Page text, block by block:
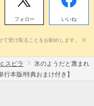
フォロー いいね
て受け取ることをお勧めします。 ※
スピラ
氷のようだと蔑まれ
本版/特典おまけ付き】